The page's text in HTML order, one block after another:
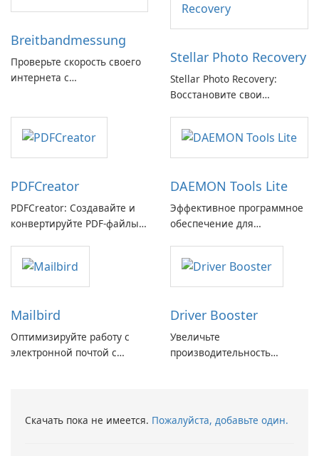
Breitbandmessung
Проверьте скорость своего
интернета с
Stellar Photo Recovery
Stellar Photo Recovery:
Восстановите свои
с легкостью
PDFCreator
PDFCreator: Создавайте и
конвертируйте PDF-файлы с
DAEMON Tools Lite
Эффективное программное
обеспечение для
Mailbird
Оптимизируйте работу с
электронной почтой с
Driver Booster
Увеличьте
производительность
Скачать пока не имеется. Пожалуйста, добавьте один.